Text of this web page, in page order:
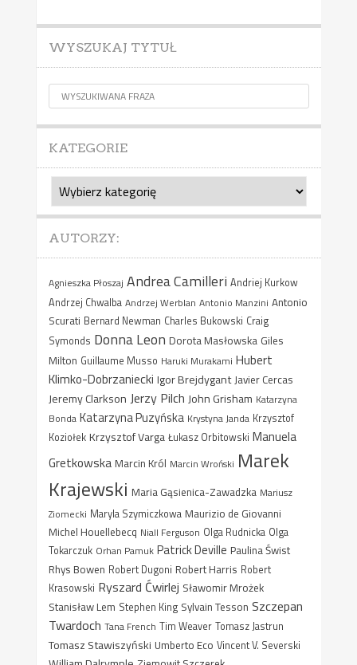
WYSZUKAJ TYTUŁ
KATEGORIE
Kategorie
AUTORZY:
Agnieszka Płoszaj Andrea Camilleri Andriej Kurkow
Andrzej Chwalba Andrzej Werblan Antonio Manzini Antonio
Scurati Bernard Newman Charles Bukowski Craig
Symonds Donna Leon Dorota Masłowska Giles
Milton Guillaume Musso Haruki Murakami Hubert
Klimko-Dobrzaniecki Igor Brejdygant Javier Cercas
Jeremy Clarkson Jerzy Pilch John Grisham Katarzyna
Bonda Katarzyna Puzyńska Krystyna Janda Krzysztof
Koziołek Krzysztof Varga Łukasz Orbitowski Manuela
Gretkowska Marcin Król Marcin Wroński Marek
Krajewski Maria Gąsienica-Zawadzka Mariusz
Ziomecki Maryla Szymiczkowa Maurizio de Giovanni
Michel Houellebecq Niall Ferguson Olga Rudnicka Olga
Tokarczuk Orhan Pamuk Patrick Deville Paulina Świst
Rhys Bowen Robert Dugoni Robert Harris Robert
Krasowski Ryszard Ćwirlej Sławomir Mrożek
Stanisław Lem Stephen King Sylvain Tesson Szczepan
Twardoch Tana French Tim Weaver Tomasz Jastrun
Tomasz Stawiszyński Umberto Eco Vincent V. Severski